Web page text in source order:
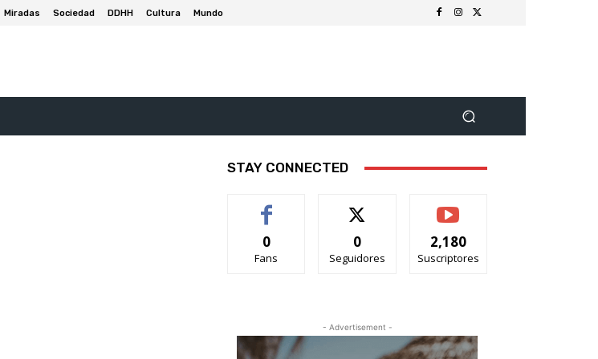
Miradas Sociedad DDHH Cultura Mundo
STAY CONNECTED
0
Fans
0
Seguidores
2,180
Suscriptores
- Advertisement -